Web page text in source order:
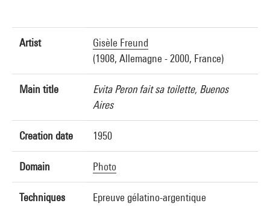
Artist
Gisèle Freund
(1908, Allemagne - 2000, France)
Main title
Evita Peron fait sa toilette, Buenos
Aires
Creation date 1950
Domain Photo
Techniques Epreuve gélatino-argentique